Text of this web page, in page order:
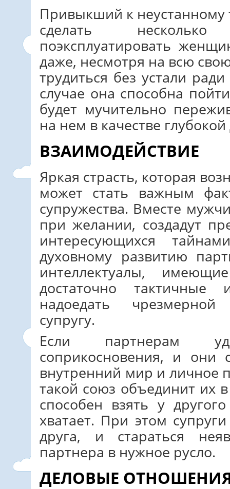
Привыкший к
сделать
поэксплуатировать
даже, несмотря на всю
трудиться без устали
случае она способна
будет мучительно
на нем в качестве
ВЗАИМОДЕЙСТВИЕ
Яркая страсть, которая
может стать важным
супружества. Вместе
при желании, создадут
интересующихся
духовному развитию
интеллектуалы,
достаточно
надоедать
супругу.
Если партнерам
соприкосновения, и они
внутренний мир и личное
такой союз объединит их
способен взять у
хватает. При этом
друга, и стараться
партнера в нужное русло.
ДЕЛОВЫЕ